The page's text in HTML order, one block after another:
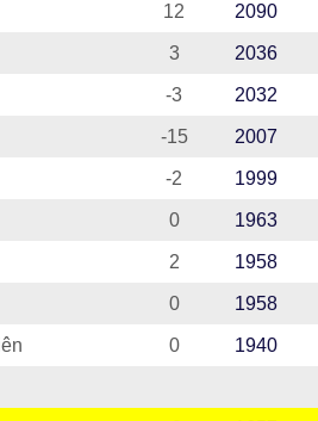
12 2090
3 2036
-3 2032
-15 2007
-2 1999
0 1963
2 1958
0 1958
0 1940